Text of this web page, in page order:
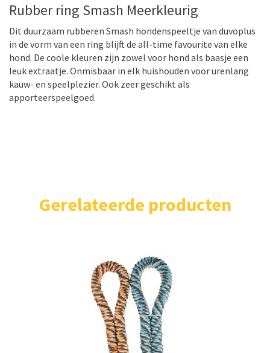
Meerkleurig
Rubber ring Smash Meerkleurig
Dit duurzaam rubberen Smash hondenspeeltje van duvoplus
in de vorm van een ring blijft de all-time favourite van elke
hond. De coole kleuren zijn zowel voor hond als baasje een
leuk extraatje. Onmisbaar in elk huishouden voor urenlang
kauw- en speelplezier. Ook zeer geschikt als
apporteerspeelgoed.
Gerelateerde producten